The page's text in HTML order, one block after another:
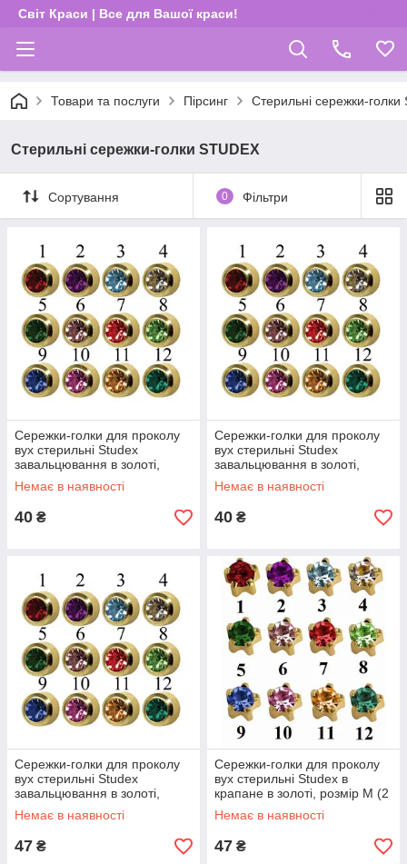
Світ Краси | Все для Вашої краси!
Товари та послуги Пірсинг Стерильні сережки-голки
Стерильні сережки-голки STUDEX
Сортування 0 Фільтри
Сережки-голки для проколу
вух стерильні Studex
завальцювання в золоті,
розмір M (2 мм)
Немає в наявності
40 ₴
Сережки-голки для проколу
вух стерильні Studex
завальцювання в золоті,
розмір R (3 мм)
Немає в наявності
40 ₴
Сережки-голки для проколу
вух стерильні Studex
завальцювання в золоті,
розмір L (4 мм)
Немає в наявності
47 ₴
Сережки-голки для проколу
вух стерильні Studex в
крапане в золоті, розмір M (2
мм)
Немає в наявності
47 ₴